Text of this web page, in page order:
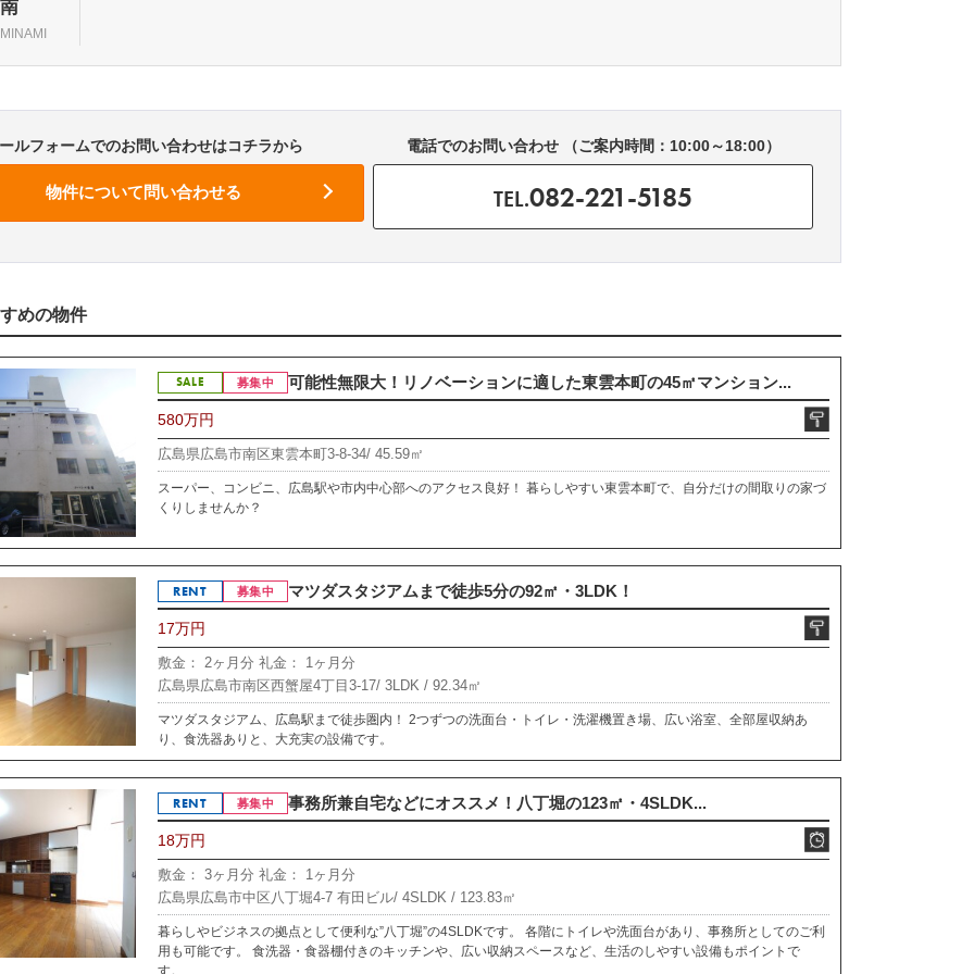
南
MINAMI
ルフォームでのお問い合わせはコチラから 電話でのお問い合わせ （ご案内時間：10:00～18:00）
TEL.082-221-5185
めの物件
SALE 募集中 可能性無限大！リノベーションに適した東雲本町の45㎡マンション...
580万円
広島県広島市南区東雲本町3-8-34/ 45.59㎡
スーパー、コンビニ、広島駅や市内中心部へのアクセス良好！ 暮らしやすい東雲本町で、自分だけの間取りの家づ
くりしませんか？
RENT 募集中 マツダスタジアムまで徒歩5分の92㎡・3LDK！
17万円
敷金： 2ヶ月分 礼金： 1ヶ月分
広島県広島市南区西蟹屋4丁目3-17/ 3LDK / 92.34㎡
マツダスタジアム、広島駅まで徒歩圏内！ 2つずつの洗面台・トイレ・洗濯機置き場、広い浴室、全部屋収納あ
り、食洗器ありと、大充実の設備です。
RENT 募集中 事務所兼自宅などにオススメ！八丁堀の123㎡・4SLDK...
18万円
敷金： 3ヶ月分 礼金： 1ヶ月分
広島県広島市中区八丁堀4-7 有田ビル/ 4SLDK / 123.83㎡
暮らしやビジネスの拠点として便利な”八丁堀”の4SLDKです。 各階にトイレや洗面台があり、事務所としてのご利
用も可能です。 食洗器・食器棚付きのキッチンや、広い収納スペースなど、生活のしやすい設備もポイントで
す。...